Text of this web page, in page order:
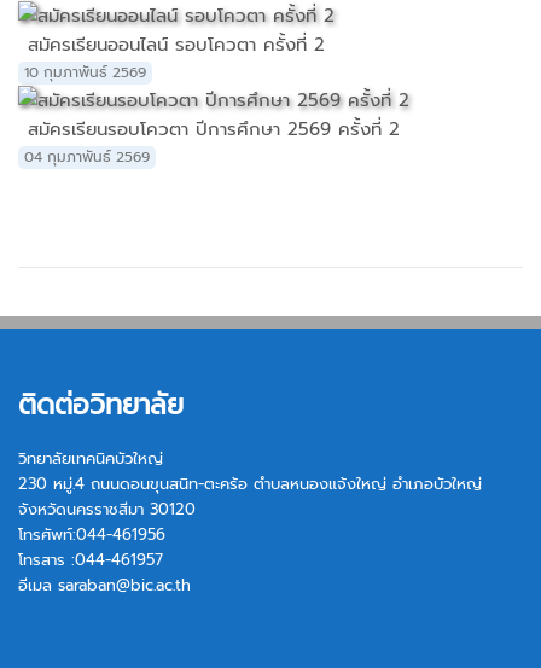
สมัครเรียนออนไลน์ รอบโควตา ครั้งที่ 2
10 กุมภาพันธ์ 2569
สมัครเรียนรอบโควตา ปีการศึกษา 2569 ครั้งที่ 2
04 กุมภาพันธ์ 2569
ติดต่อวิทยาลัย
วิทยาลัยเทคนิคบัวใหญ่
230 หมู่.4 ถนนดอนขุนสนิท-ตะคร้อ ตำบลหนองแจ้งใหญ่ อำเภอบัวใหญ่
จังหวัดนครราชสีมา 30120
โทรศัพท์:044-461956
โทรสาร :044-461957
อีเมล saraban@bic.ac.th